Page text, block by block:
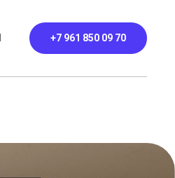
+7 961 850 09 70